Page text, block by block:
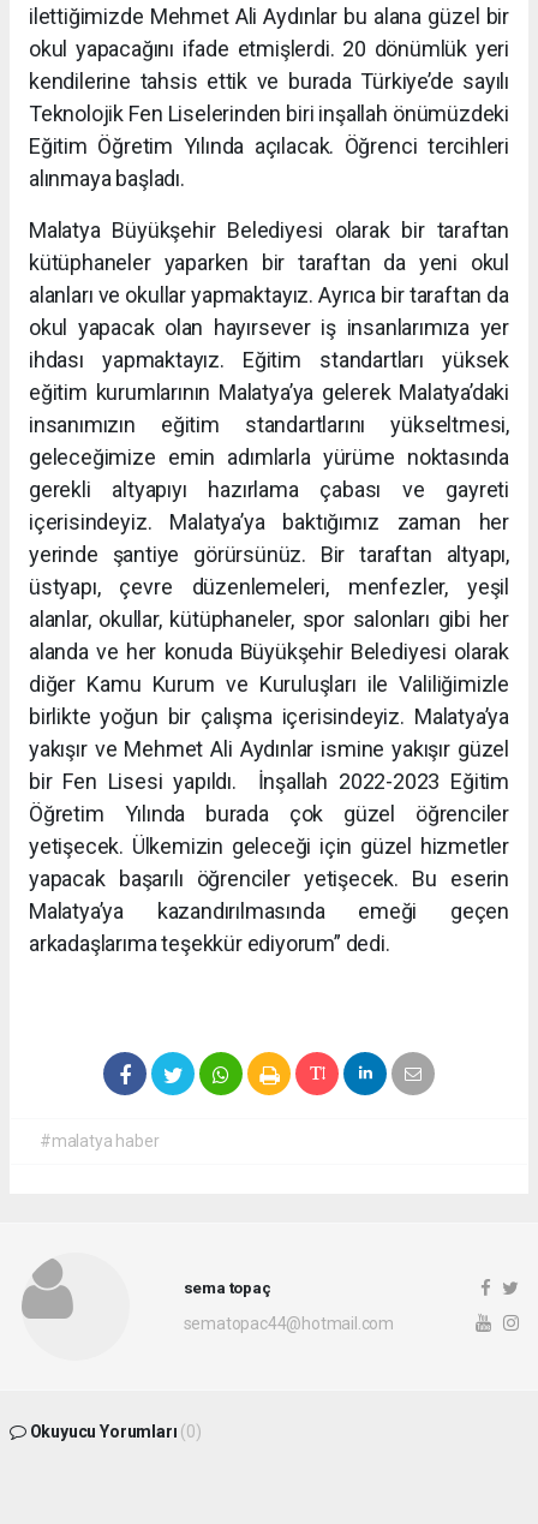
ilettiğimizde Mehmet Ali Aydınlar bu alana güzel bir
okul yapacağını ifade etmişlerdi. 20 dönümlük yeri
kendilerine tahsis ettik ve burada Türkiye’de sayılı
Teknolojik Fen Liselerinden biri inşallah önümüzdeki
Eğitim Öğretim Yılında açılacak. Öğrenci tercihleri
alınmaya başladı.
Malatya Büyükşehir Belediyesi olarak bir taraftan
kütüphaneler yaparken bir taraftan da yeni okul
alanları ve okullar yapmaktayız. Ayrıca bir taraftan da
okul yapacak olan hayırsever iş insanlarımıza yer
ihdası yapmaktayız. Eğitim standartları yüksek
eğitim kurumlarının Malatya’ya gelerek Malatya’daki
insanımızın eğitim standartlarını yükseltmesi,
geleceğimize emin adımlarla yürüme noktasında
gerekli altyapıyı hazırlama çabası ve gayreti
içerisindeyiz. Malatya’ya baktığımız zaman her
yerinde şantiye görürsünüz. Bir taraftan altyapı,
üstyapı, çevre düzenlemeleri, menfezler, yeşil
alanlar, okullar, kütüphaneler, spor salonları gibi her
alanda ve her konuda Büyükşehir Belediyesi olarak
diğer Kamu Kurum ve Kuruluşları ile Valiliğimizle
birlikte yoğun bir çalışma içerisindeyiz. Malatya’ya
yakışır ve Mehmet Ali Aydınlar ismine yakışır güzel
bir Fen Lisesi yapıldı. İnşallah 2022-2023 Eğitim
Öğretim Yılında burada çok güzel öğrenciler
yetişecek. Ülkemizin geleceği için güzel hizmetler
yapacak başarılı öğrenciler yetişecek. Bu eserin
Malatya’ya kazandırılmasında emeği geçen
arkadaşlarıma teşekkür ediyorum” dedi.
#malatya haber
sema topaç
sematopac44@hotmail.com
Okuyucu Yorumları (0)